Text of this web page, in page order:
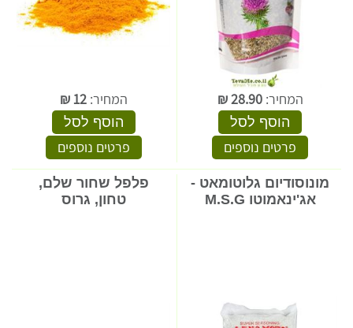
המחיר:28.90
₪
הוסף לסל
פרטים נוספים
המחיר:12
₪
הוסף לסל
פרטים נוספים
מונוסודיום גלוטומאט -
אג'ינאמוטו M.S.G
פלפל שחור שלם,
טחון, גרוס